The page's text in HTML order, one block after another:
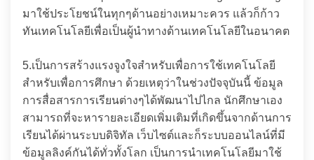
มาใช้ประโยชน์ในทุกๆด้านอย่างเหมาะควร แล้วก็ก้าว
ทันเทคโนโลยีเพื่อเป็นผู้นำทางด้านเทคโนโลยีในอนาคต
5.เป็นการสร้างแรงจูงใจสำหรับเพื่อการใช้เทคโนโลยี
สำหรับเพื่อการศึกษา ด้วยเหตุว่าในช่วงปัจจุบันนี้ ข้อมูล
การสื่อสารการเรียนต่างๆได้พัฒนาไปไกล นักศึกษาเอง
สามารถที่จะหารายละเอียดเพิ่มเติมที่เกิดขึ้นจากด้านการ
เรียนได้ผ่านระบบดิจิทัล เว็บไซต์และก็ระบบออนไลน์ที่มี
ข้อมูลลิงค์กันได้ทั่วทั้งโลก เป็นการนำเทคโนโลยีมาใช้